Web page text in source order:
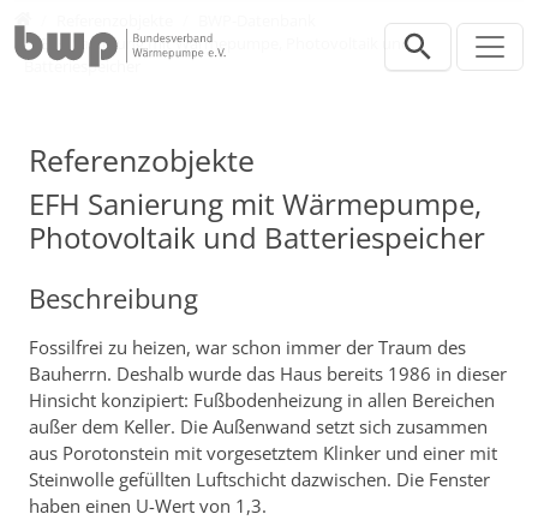
EFH Sanierung mit Wärmepumpe, Photovoltaik und
Batteriespeicher
Referenzobjekte
EFH Sanierung mit Wärmepumpe,
Photovoltaik und Batteriespeicher
Beschreibung
Fossilfrei zu heizen, war schon immer der Traum des
Bauherrn. Deshalb wurde das Haus bereits 1986 in dieser
Hinsicht konzipiert: Fußbodenheizung in allen Bereichen
außer dem Keller. Die Außenwand setzt sich zusammen
aus Porotonstein mit vorgesetztem Klinker und einer mit
Steinwolle gefüllten Luftschicht dazwischen. Die Fenster
haben einen U-Wert von 1,3.